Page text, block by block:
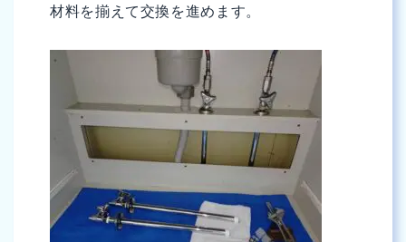
材料を揃えて交換を進めます。